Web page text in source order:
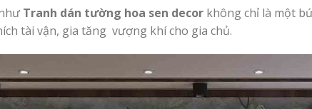
Tranh dán tường hoa sen decor không chỉ là một
tài vận, gia tăng vượng khí cho gia chủ.